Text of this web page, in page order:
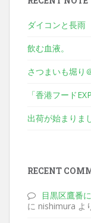
ダイコンと長雨
飲む血液。
さつまいも堀り
「香港フード
出荷が始まり
RECENT
目黒区鷹番
に nishimura よ